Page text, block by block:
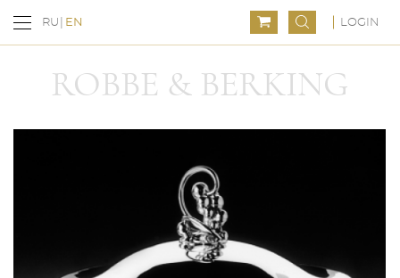
RU EN LOGIN
ROBBE & BERKING